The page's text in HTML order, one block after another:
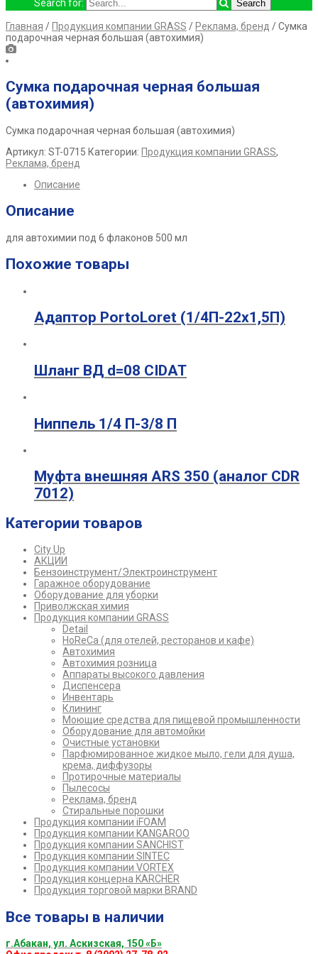
Search for:
Главная / Продукция компании GRASS / Реклама, бренд / Сумка
подарочная черная большая (автохимия)
Сумка подарочная черная большая
(автохимия)
Сумка подарочная черная большая (автохимия)
Артикул: ST-0715 Категории: Продукция компании GRASS,
Реклама, бренд
Описание
Описание
для автохимии под 6 флаконов 500 мл
Похожие товары
Адаптор PortoLoret (1/4П-22х1,5П)
Шланг ВД d=08 CIDAT
Ниппель 1/4 П-3/8 П
Муфта внешняя ARS 350 (аналог CDR
7012)
Категории товаров
City Up
АКЦИИ
Бензоинструмент/Электроинструмент
Гаражное оборудование
Оборудование для уборки
Приволжская химия
Продукция компании GRASS
Detail
HoReCa (для отелей, ресторанов и кафе)
Автохимия
Автохимия розница
Аппараты высокого давления
Диспенсера
Инвентарь
Клининг
Моющие средства для пищевой промышленности
Оборудование для автомойки
Очистные установки
Парфюмированное жидкое мыло, гели для душа,
крема, диффузоры
Протирочные материалы
Пылесосы
Реклама, бренд
Стиральные порошки
Продукция компании iFOAM
Продукция компании KANGAROO
Продукция компании SANCHIST
Продукция компании SINTEC
Продукция компании VORTEX
Продукция концерна KARCHER
Продукция торговой марки BRAND
Все товары в наличии
г.Абакан, ул. Аскизская, 150 «Б»